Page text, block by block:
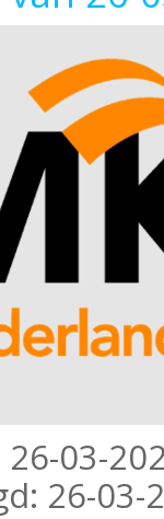
26-03-
26-03-